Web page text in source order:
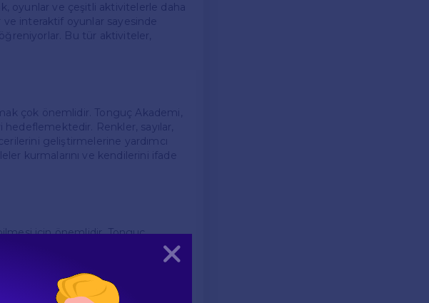
oyunlar ve çeşitli aktivitelerle daha
interaktif oyunlar sayesinde
Bu tür aktiviteler,
çok önemlidir. Tonguç Akademi,
Renkler, sayılar,
geliştirmelerine yardımcı
kurmalarını ve kendilerini ifade
için önemlidir. Tonguç
Basit cümle yapıları, zamanlar ve
Bu sayede çocuklar, dil
Kapat